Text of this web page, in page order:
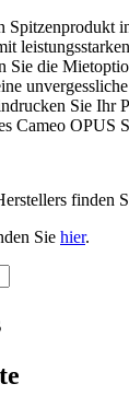
Spitzenprodukt
Sie die
Sie Ihr
Cameo OPUS
finden
Sie hier.